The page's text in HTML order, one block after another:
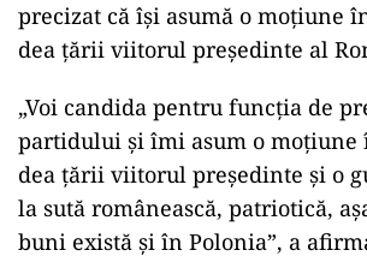
precizat că îşi asumă o moţiune
dea ţării viitorul preşedinte al
„Voi candida pentru funcţia de
partidului şi îmi asum o moţiune
dea ţării viitorul preşedinte şi o
la sută românească, patriotică,
buni există şi în Polonia”, a